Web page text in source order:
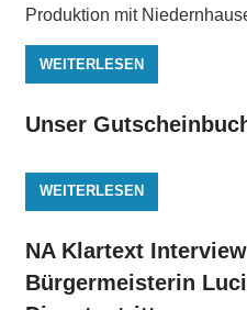
Produktion mit
WEITERLESEN
Unser
WEITERLESEN
NA Klartext
Bürgermeisterin